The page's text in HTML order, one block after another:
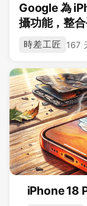
Google 為
攝功能，整
時差工匠 167
iPhone 18